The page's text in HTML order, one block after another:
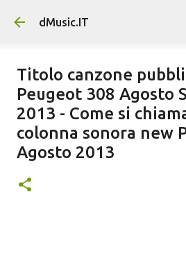
Passa ai contenuti
dMusic.IT
Titolo canzone
Peugeot 308 Agosto
2013 - Come si
colonna sonora new
Agosto 2013